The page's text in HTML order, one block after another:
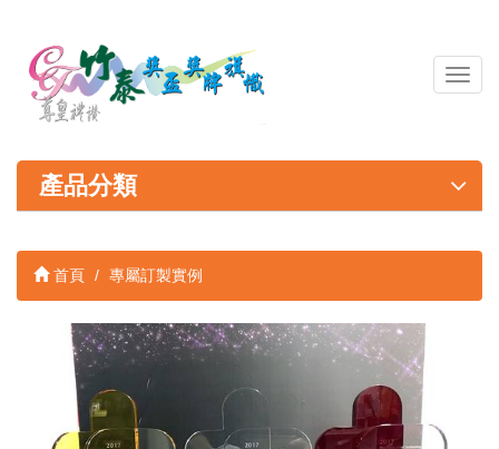
導
覽
關
產品分類
首頁 專屬訂製實例